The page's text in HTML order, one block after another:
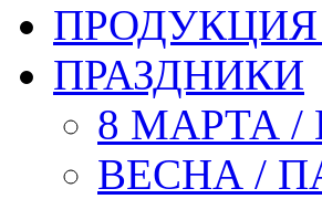
ПРОДУКЦИЯ
ПРАЗДНИКИ
8 МАРТА
ВЕСНА /